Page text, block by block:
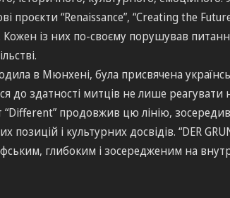
проєкти “Renaissance”, “Creating the
Кожен із них по-своєму порушував
в Мюнхені, була присвячена
до здатності митців не лише реагувати
продовжив цю лінію,
позицій і культурних досвідів. “DER
глибоким і зосередженим на